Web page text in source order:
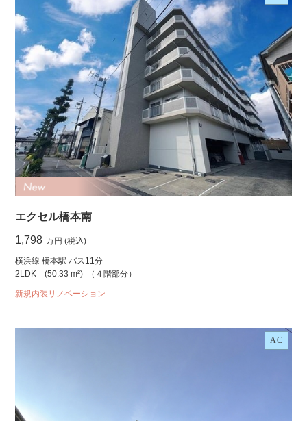
エクセル橋本南
1,798 万円 (税込)
横浜線 橋本駅 バス11分
2LDK
(50.33 m²) （４階部分）
新規内装リノベーション
AC